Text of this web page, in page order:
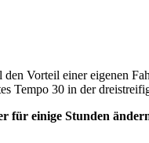
Vorteil einer eigenen
Tempo 30 in der
für einige Stunden